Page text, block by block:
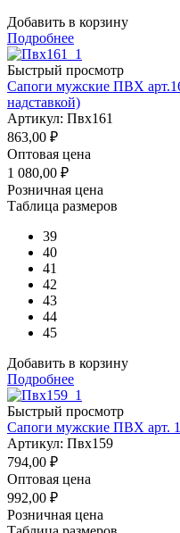
Добавить в корзину
Подробнее
Быстрый просмотр
Сапоги мужские ПВХ
надставкой)
Артикул: Пвх161
863,00 ₽
Оптовая цена
1 080,00 ₽
Розничная цена
Таблица размеров
39
40
41
42
43
44
45
Добавить в корзину
Подробнее
Быстрый просмотр
Сапоги мужские ПВХ арт.
Артикул: Пвх159
794,00 ₽
Оптовая цена
992,00 ₽
Розничная цена